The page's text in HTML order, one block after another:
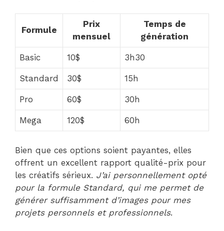
Formule
Prix
mensuel
Temps de
génération
Basic 10$ 3h30
Standard 30$ 15h
Pro 60$ 30h
Mega 120$ 60h
Bien que ces options soient payantes, elles
offrent un excellent rapport qualité-prix pour
les créatifs sérieux. J’ai personnellement opté
pour la formule Standard, qui me permet de
générer suffisamment d’images pour mes
projets personnels et professionnels.